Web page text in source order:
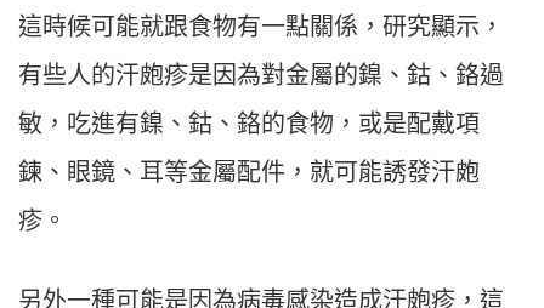
這時候可能就跟食物有一點關係，研究顯示，
有些人的汗皰疹是因為對金屬的鎳、鈷、鉻過
敏，吃進有鎳、鈷、鉻的食物，或是配戴項
鍊、眼鏡、耳等金屬配件，就可能誘發汗皰
疹。
另外一種可能是因為病毒感染造成汗皰疹，這